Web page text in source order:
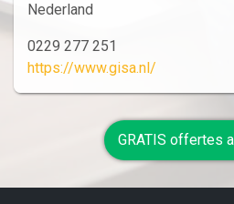
Nederland
0229 277 251
https://www.gisa.nl/
GRATIS offertes